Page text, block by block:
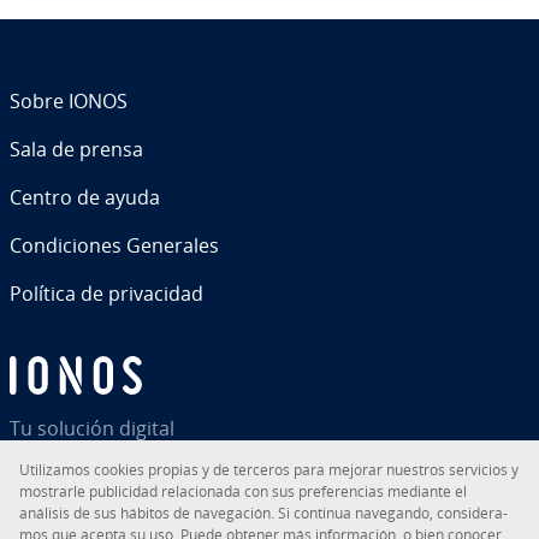
Tu solución digital
Sobre IONOS
Sala de prensa
Centro de ayuda
Co­n­di­cio­nes Generales
Política de pri­va­ci­dad
Uti­li­za­mos cookies propias y de terceros para mejorar nuestros servicios y
mostrarle pu­bli­ci­dad re­la­cio­na­da con sus pre­fe­re­n­cias mediante el
análisis de sus hábitos de na­ve­ga­ción. Si continua navegando, co­n­si­de­ra­
mos que acepta su uso. Puede obtener más in­fo­r­ma­ción, o bien conocer